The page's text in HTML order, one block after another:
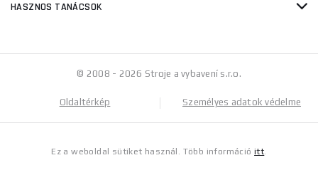
HASZNOS TANÁCSOK
© 2008 - 2026 Stroje a vybavení s.r.o.
Oldaltérkép Személyes adatok védelme
Ez a weboldal sütiket használ. Több információitt.